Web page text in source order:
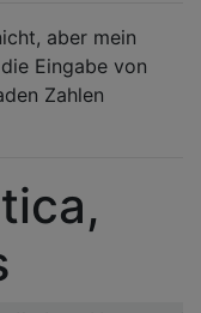
aber mein
Eingabe von
Zahlen